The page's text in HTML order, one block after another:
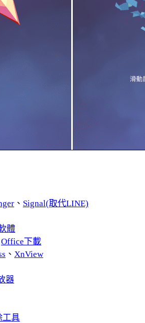
、 Signal(取代LINE)
體
Office下載
、 XnView
器
工具